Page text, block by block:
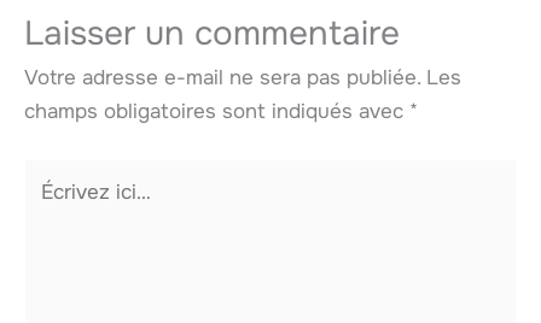
Laisser un commentaire
Votre adresse e-mail ne sera pas publiée. Les
champs obligatoires sont indiqués avec *
Écrivez